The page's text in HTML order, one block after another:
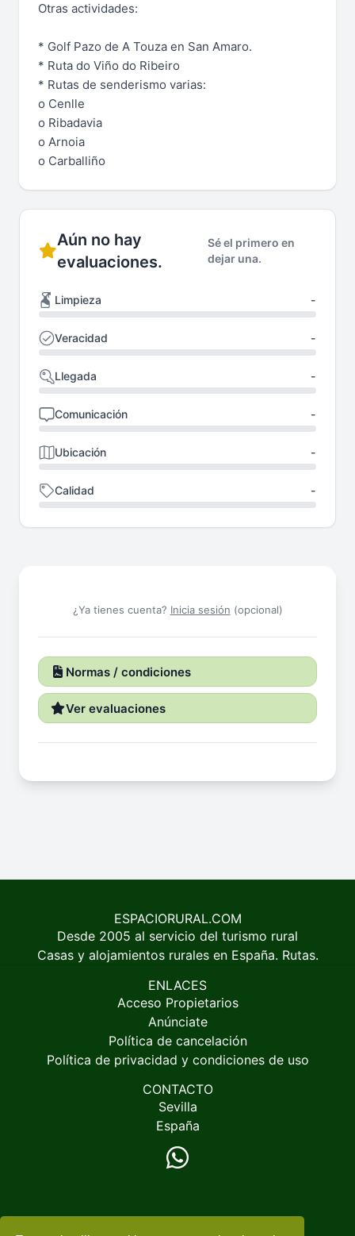
Otras actividades:
* Golf Pazo de A Touza en San Amaro.
* Ruta do Viño do Ribeiro
* Rutas de senderismo varias:
o Cenlle
o Ribadavia
o Arnoia
o Carballiño
Aún no hay
evaluaciones.
Sé el primero en
dejar una.
Limpieza -
Veracidad -
Llegada -
Comunicación -
Ubicación -
Calidad -
¿Ya tienes cuenta? Inicia sesión (opcional)
Normas / condiciones
Ver evaluaciones
ESPACIORURAL.COM
Desde 2005 al servicio del turismo rural
Casas y alojamientos rurales en España. Rutas.
ENLACES
Acceso Propietarios
Anúnciate
Política de cancelación
Política de privacidad y condiciones de uso
CONTACTO
Sevilla
España